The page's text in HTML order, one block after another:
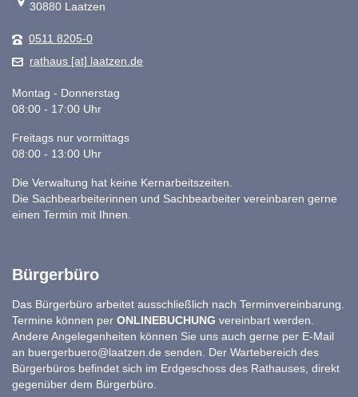
30880 Laatzen
0511 8205-0
rathaus [at] laatzen.de
Montag - Donnerstag
08:00 - 17:00 Uhr
Freitags nur vormittags
08:00 - 13:00 Uhr
Die Verwaltung hat keine Kernarbeitszeiten.
Die Sachbearbeiterinnen und Sachbearbeiter vereinbaren gerne
einen Termin mit Ihnen.
Bürgerbüro
Das Bürgerbüro arbeitet ausschließlich nach Terminvereinbarung.
Termine können per ONLINEBUCHUNG vereinbart werden.
Andere Angelegenheiten können Sie uns auch gerne per E-Mail
an buergerbuero@laatzen.de senden. Der Wartebereich des
Bürgerbüros befindet sich im Erdgeschoss des Rathauses, direkt
gegenüber dem Bürgerbüro.